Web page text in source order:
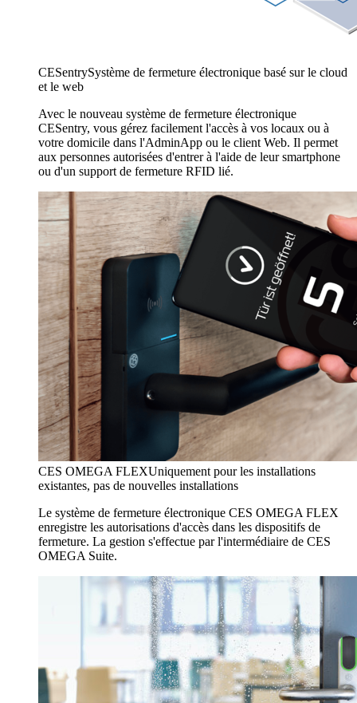
CESentrySystème de fermeture électronique basé sur le cloud
et le web
Avec le nouveau système de fermeture électronique
CESentry, vous gérez facilement l'accès à vos locaux ou à
votre domicile dans l'AdminApp ou le client Web. Il permet
aux personnes autorisées d'entrer à l'aide de leur smartphone
ou d'un support de fermeture RFID lié.
CES OMEGA FLEXUniquement pour les installations
existantes, pas de nouvelles installations
Le système de fermeture électronique CES OMEGA FLEX
enregistre les autorisations d'accès dans les dispositifs de
fermeture. La gestion s'effectue par l'intermédiaire de CES
OMEGA Suite.